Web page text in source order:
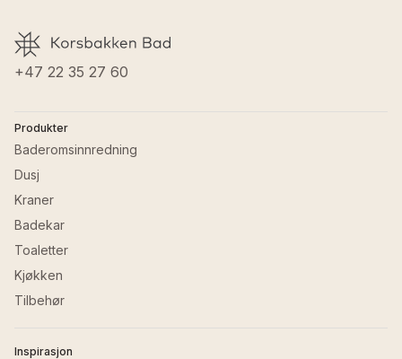
GTIN :5708516337140
Last ned filen GetDimensionDrawingPdf.pdf
Last ned filen GetPdf.pdf
Last ned filen GetDimensionDrawingPdf.pdf
+47 22 35 27 60
Produkter
Baderomsinnredning
Dusj
Kraner
Badekar
Toaletter
Kjøkken
Tilbehør
Inspirasjon